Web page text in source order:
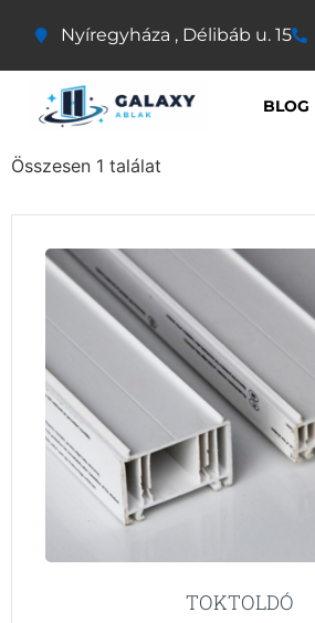
Nyíregyháza , Délibáb u. 15
BLOG
Összesen 1 találat
TOKTOLDÓ